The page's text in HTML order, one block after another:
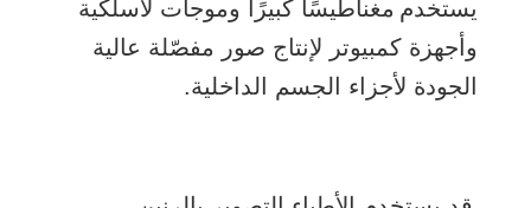
يستخدم مغناطيسًا كبيرًا وموجات لاسلكية
وأجهزة كمبيوتر لإنتاج صور مفصّلة عالية
الجودة لأجزاء الجسم الداخلية.